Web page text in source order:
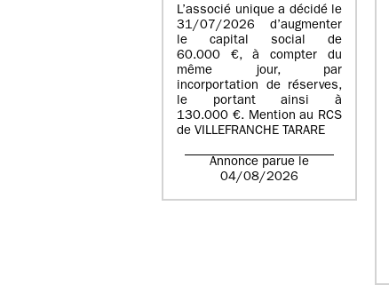
L’associé unique a décidé le
31/07/2026 d’augmenter
le capital social de
60.000 €, à compter du
même jour, par
incorportation de réserves,
le portant ainsi à
130.000 €. Mention au RCS
de VILLEFRANCHE TARARE
Annonce parue le
04/08/2026